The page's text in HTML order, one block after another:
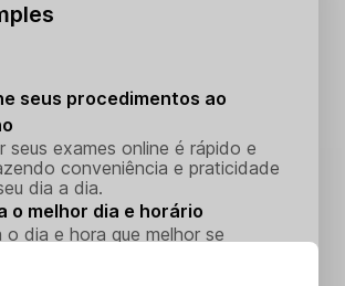
seus procedimentos ao
seus exames online é rápido e
conveniência e praticidade
dia a dia.
o melhor dia e horário
o dia e hora que melhor se